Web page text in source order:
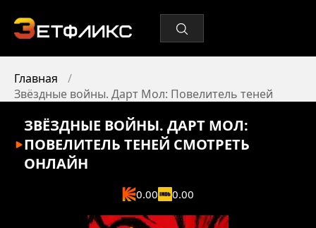
Главная
Звёздные войны. Дарт Мол: Повелитель теней
ЗВЁЗДНЫЕ ВОЙНЫ. ДАРТ МОЛ:
ПОВЕЛИТЕЛЬ ТЕНЕЙ СМОТРЕТЬ
ОНЛАЙН
0.00 0.00